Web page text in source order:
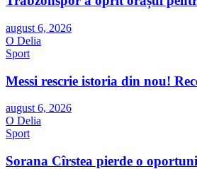
august 6, 2026
O Delia
Sport
Messi rescrie istoria din nou!
august 6, 2026
O Delia
Sport
Sorana Cîrstea pierde o